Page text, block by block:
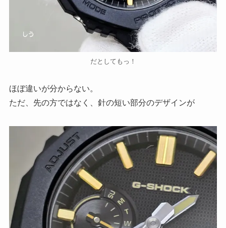
だとしてもっ！
ほぼ違いが分からない。
ただ、先の方ではなく、針の短い部分のデザインが